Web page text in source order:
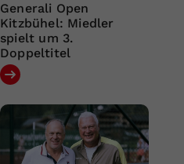
Generali Open
Kitzbühel: Miedler
spielt um 3.
Doppeltitel